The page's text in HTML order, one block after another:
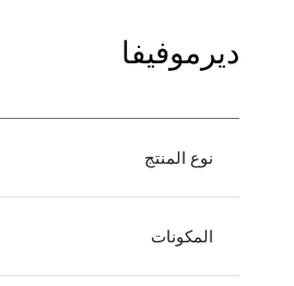
ديرموفيفا
نوع المنتج
المكونات